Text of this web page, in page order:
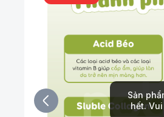
Sản
hết.